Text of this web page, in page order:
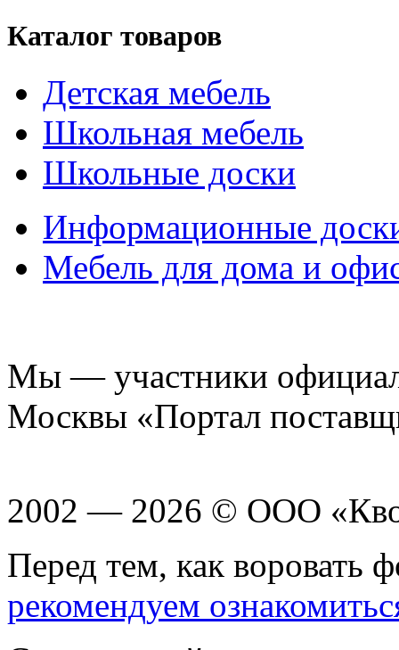
Каталог товаров
Детская мебель
Школьная мебель
Школьные доски
Информационные
Мебель для дома и
Мы — участники
Москвы «Портал
2002 — 2026 © ООО
Перед тем, как воровать
рекомендуем